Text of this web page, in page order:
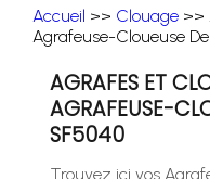
Accueil >> Clouage >>
Agrafeuse-Cloueuse
AGRAFES ET
AGRAFEUSE-
SF5040
Trouvez ici vos